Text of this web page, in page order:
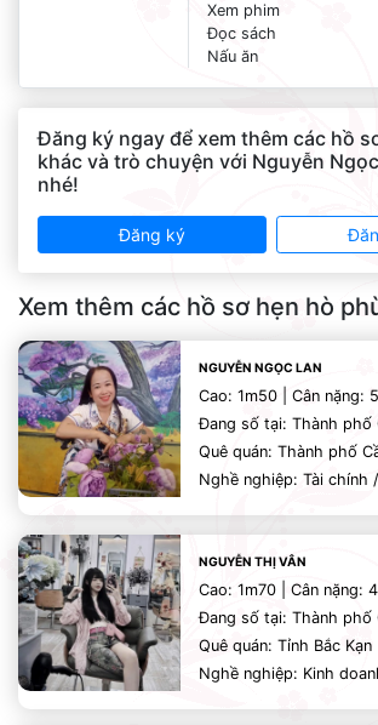
Xem phim
Đọc sách
Nấu ăn
Đăng ký ngay để xem thêm các hồ
khác và trò chuyện với Nguyễn
nhé!
Đăng ký
Xem thêm các hồ sơ hẹn hò
NGUYỄN NGỌC LAN
Cao: 1m50 | Cân nặng:
Đang số tại: Thành phố
Quê quán: Thành phố
Nghề nghiệp: Tài chính
NGUYỄN THỊ VÂN
Cao: 1m70 | Cân nặng:
Đang số tại: Thành phố
Quê quán: Tỉnh Bắc Kạn
Nghề nghiệp: Kinh